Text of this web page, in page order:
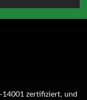
14001 zertifiziert, und